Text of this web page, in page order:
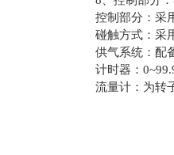
控制部分：采用
碰触方式：采用
供气系统：配备
计时器：
流量计：为转子